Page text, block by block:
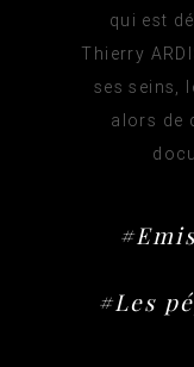
qui est
Thierry
ses seins,
alors de
#Les